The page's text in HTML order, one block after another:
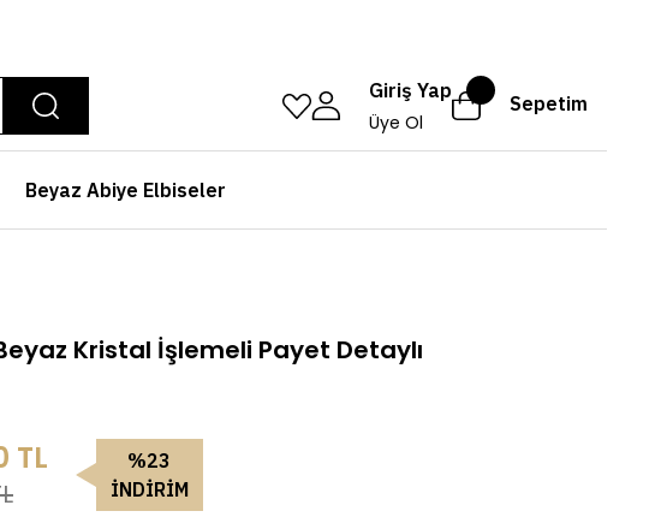
Giriş Yap
Üye Ol
Sepetim
Beyaz Abiye Elbiseler
Kristal İşlemeli Payet Detaylı
TL
%23
İNDİRİM